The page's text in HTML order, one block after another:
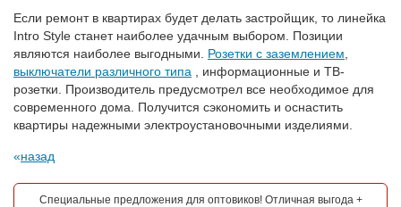
Если ремонт в квартирах будет делать застройщик, то линейка
Intro Style станет наиболее удачным выбором. Позиции
являются наиболее выгодными. Розетки с заземлением
выключатели различного типа , информационные и ТВ-
розетки. Производитель предусмотрел все необходимое для
современного дома. Получится сэкономить и оснастить
квартиры надежными электроустановочными изделиями.
назад
Специальные предложения для оптовиков! Отличная выгода +